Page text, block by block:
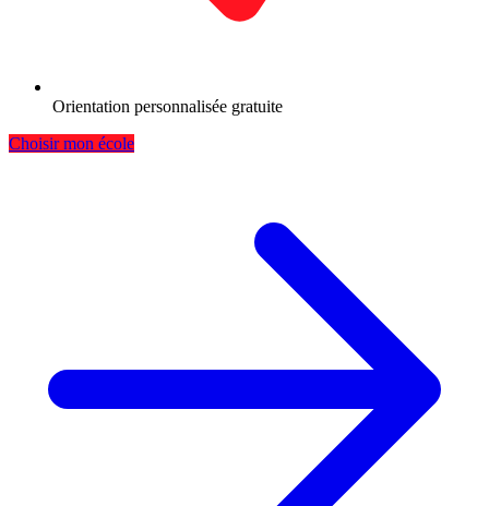
Orientation personnalisée gratuite
Choisir mon école